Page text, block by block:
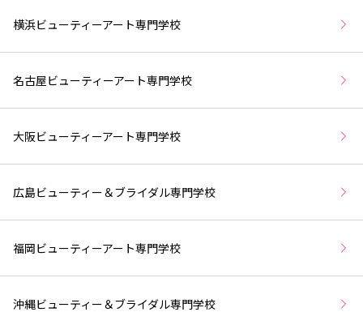
横浜ビューティーアート専門学校
名古屋ビューティーアート専門学校
大阪ビューティーアート専門学校
広島ビューティー＆ブライダル専門学校
福岡ビューティーアート専門学校
沖縄ビューティー＆ブライダル専門学校